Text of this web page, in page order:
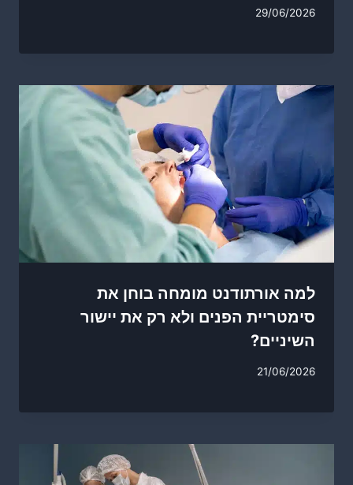
29/06/2026
למה אורתודנט מומחה בוחן את
סימטריית הפנים ולא רק את יישור
השיניים?
21/06/2026